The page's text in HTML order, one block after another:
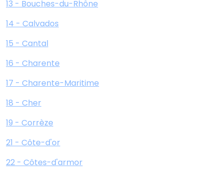
13 - Bouches-du-Rhône
14 - Calvados
15 - Cantal
16 - Charente
17 - Charente-Maritime
18 - Cher
19 - Corrèze
21 - Côte-d'or
22 - Côtes-d'armor